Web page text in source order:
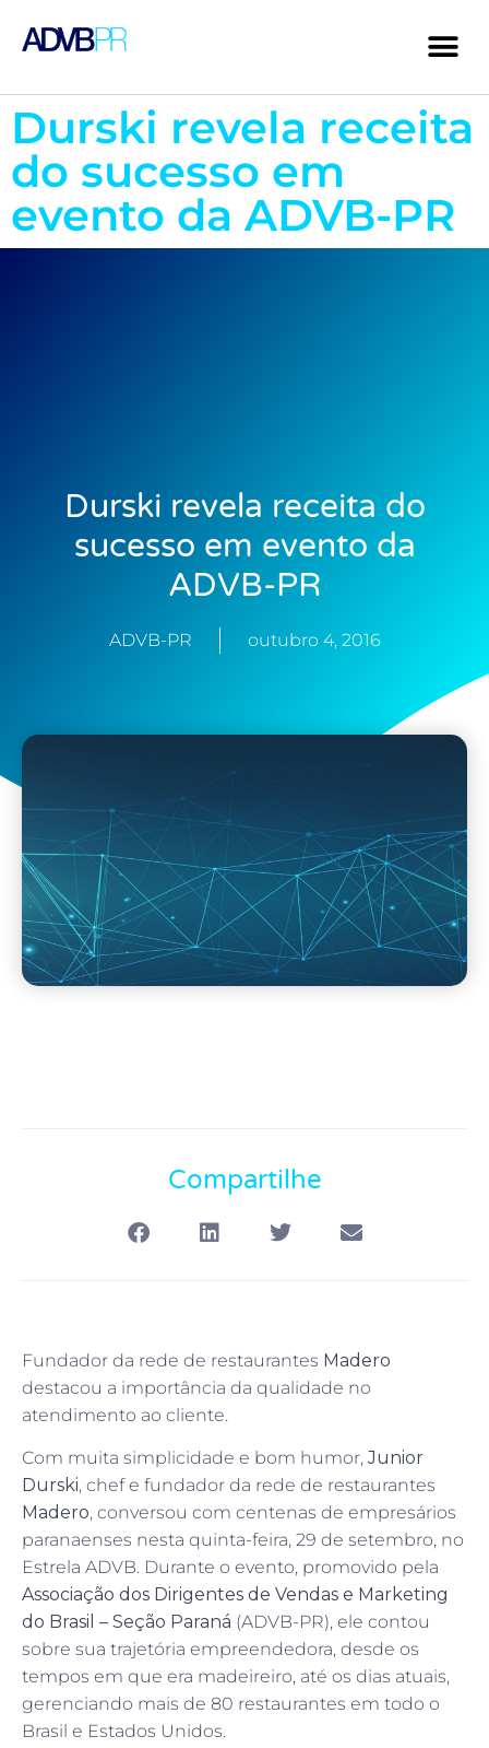
Durski revela receita
do sucesso em
evento da ADVB-PR
Durski revela receita do
sucesso em evento da
ADVB-PR
ADVB-PR outubro 4, 2016
Compartilhe
Fundador da rede de restaurantes Madero
destacou a importância da qualidade no
atendimento ao cliente.
Com muita simplicidade e bom humor,Junior
Durski, chef e fundador da rede de restaurantes
Madero, conversou com centenas de empresários
paranaenses nesta quinta-feira, 29 de setembro, no
Estrela ADVB. Durante o evento, promovido pela
Associação dos Dirigentes de Vendas e Marketing
do Brasil – Seção Paraná (ADVB-PR), ele contou
sobre sua trajetória empreendedora, desde os
tempos em que era madeireiro, até os dias atuais,
gerenciando mais de 80 restaurantes em todo o
Brasil e Estados Unidos.